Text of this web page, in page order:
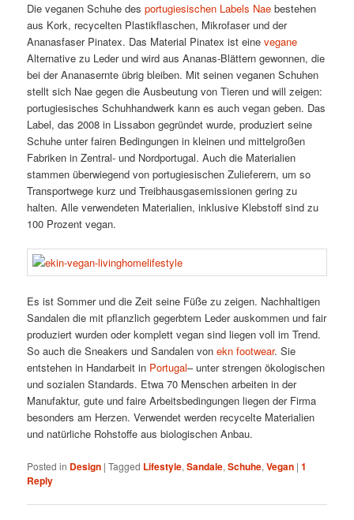
Die veganen Schuhe desportugiesischen Labels Nae bestehen
aus Kork, recycelten Plastikflaschen, Mikrofaser und der
Ananasfaser Pinatex. Das Material Pinatex ist einevegane
Alternative zu Leder und wird aus Ananas-Blättern gewonnen, die
bei der Ananasernte übrig bleiben. Mit seinen veganen Schuhen
stellt sich Nae gegen die Ausbeutung von Tieren und will zeigen:
portugiesisches Schuhhandwerk kann es auch vegan geben. Das
Label, das 2008 in Lissabon gegründet wurde, produziert seine
Schuhe unter fairen Bedingungen in kleinen und mittelgroßen
Fabriken in Zentral- und Nordportugal. Auch die Materialien
stammen überwiegend von portugiesischen Zulieferern, um so
Transportwege kurz und Treibhausgasemissionen gering zu
halten. Alle verwendeten Materialien, inklusive Klebstoff sind zu
100 Prozent vegan.
Es ist Sommer und die Zeit seine Füße zu zeigen. Nachhaltigen
Sandalen die mit pflanzlich gegerbtem Leder auskommen und fair
produziert wurden oder komplett vegan sind liegen voll im Trend.
So auch die Sneakers und Sandalen vonekn footwear. Sie
entstehen in Handarbeit in Portugal– unter strengen ökologischen
und sozialen Standards. Etwa 70 Menschen arbeiten in der
Manufaktur, gute und faire Arbeitsbedingungen liegen der Firma
besonders am Herzen. Verwendet werden recycelte Materialien
und natürliche Rohstoffe aus biologischen Anbau.
Posted in Design |Tagged Lifestyle,Sandale,Schuhe,Vegan |1
Reply